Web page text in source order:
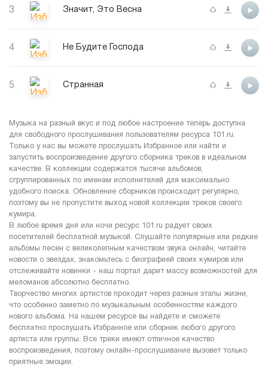
3 Значит, Это Весна
4 Не Будите Господа
5 Странная
Музыка на разный вкус и под любое настроение теперь доступна
для свободного прослушивания пользователям ресурса 101.ru.
Только у нас вы можете прослушать Избранное или найти и
запустить воспроизведение другого сборника треков в идеальном
качестве. В коллекции содержатся тысячи альбомов,
сгруппированных по именам исполнителей для максимально
удобного поиска. Обновление сборников происходит регулярно,
поэтому вы не пропустите выход новой коллекции треков своего
кумира.
В любое время дня или ночи ресурс 101.ru радует своих
посетителей бесплатной музыкой. Слушайте популярные или редкие
альбомы песен с великолепным качеством звука онлайн, читайте
новости о звездах, знакомьтесь с биографией своих кумиров или
отслеживайте новинки - наш портал дарит массу возможностей для
меломанов абсолютно бесплатно.
Творчество многих артистов проходит через разные этапы жизни,
что особенно заметно по музыкальным особенностям каждого
нового альбома. На нашем ресурсе вы найдете и сможете
бесплатно прослушать Избранное или сборник любого другого
артиста или группы. Все треки имеют отличное качество
воспроизведения, поэтому онлайн-прослушивание вызовет только
приятные эмоции.